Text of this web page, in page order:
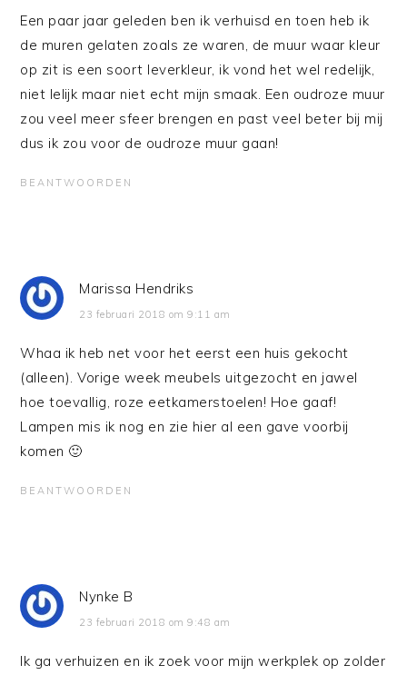
Een paar jaar geleden ben ik verhuisd en toen heb ik
de muren gelaten zoals ze waren, de muur waar kleur
op zit is een soort leverkleur, ik vond het wel redelijk,
niet lelijk maar niet echt mijn smaak. Een oudroze muur
zou veel meer sfeer brengen en past veel beter bij mij
dus ik zou voor de oudroze muur gaan!
BEANTWOORDEN
Marissa Hendriks
23 februari 2018 om 9:11 am
Whaa ik heb net voor het eerst een huis gekocht
(alleen). Vorige week meubels uitgezocht en jawel
hoe toevallig, roze eetkamerstoelen! Hoe gaaf!
Lampen mis ik nog en zie hier al een gave voorbij
komen 🙂
BEANTWOORDEN
Nynke B
23 februari 2018 om 9:48 am
Ik ga verhuizen en ik zoek voor mijn werkplek op zolder